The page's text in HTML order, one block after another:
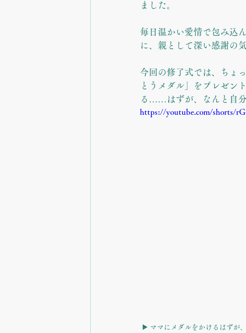
ました。
毎日温かい愛情で包み込
に、親として深い感謝の
今回の修了式では、ちょ
とうメダル」をプレゼン
る……はずが、なんと自
https://youtube.com/shorts/
▶️ ママにメダルをかけるはずが